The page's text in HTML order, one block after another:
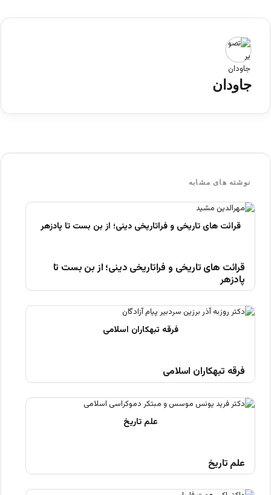
جاودان
نوشته های مشابه
قرائت های تاریخی و فراتاریخی دینی؛ از بن بست تا
پادزهر
فرقه تبهکاران اسلامی
علم تاریخ